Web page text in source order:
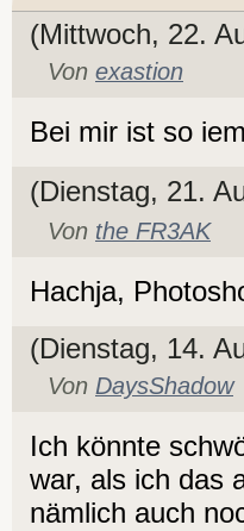
(Mittwoch, 22.
Von exastion
Bei mir ist so
(Dienstag, 21.
Von the FR3AK
Hachja,
(Dienstag, 14.
Von DaysShadow
Ich könnte
war, als ich das
nämlich auch